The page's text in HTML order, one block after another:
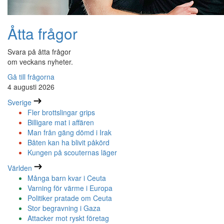
Åtta frågor
Svara på åtta frågor
om veckans nyheter.
Gå till frågorna
4 augusti 2026
Sverige
Fler brottslingar grips
Billigare mat i affären
Man från gäng dömd i Irak
Båten kan ha blivit påkörd
Kungen på scouternas läger
Världen
Många barn kvar i Ceuta
Varning för värme i Europa
Politiker pratade om Ceuta
Stor begravning i Gaza
Attacker mot ryskt företag